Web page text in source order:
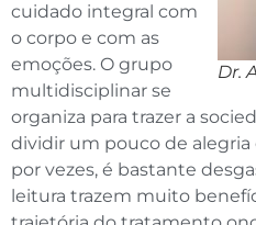
Dr.
cuidado integral com
o corpo e com as
emoções. O grupo
multidisciplinar se
organiza para trazer a
dividir um pouco de
por vezes, é bastante
leitura trazem muito